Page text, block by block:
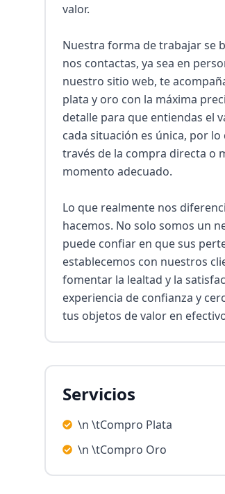
valor.
Nuestra forma de trabajar se
nos contactas, ya sea en
nuestro sitio web, te
plata y oro con la máxima
detalle para que entiendas el
cada situación es única, por
través de la compra directa o
momento adecuado.
Lo que realmente nos
hacemos. No solo somos un
puede confiar en que sus
establecemos con nuestros
fomentar la lealtad y la
experiencia de confianza y
tus objetos de valor en
Servicios
\n \tCompro Plata
\n \tCompro Oro